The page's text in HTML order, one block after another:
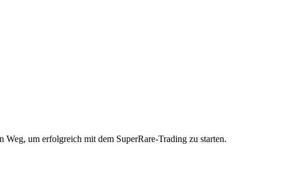
um erfolgreich mit dem SuperRare-Trading zu starten.